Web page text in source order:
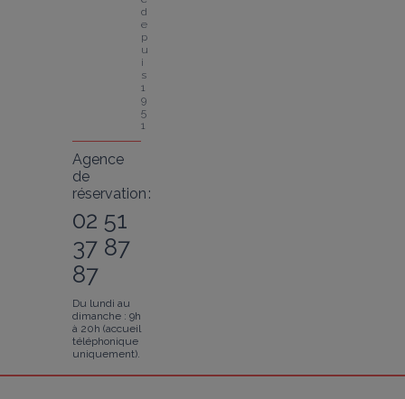
d
e
p
u
i
s
1
9
5
1
Agence
de
réservation :
02 51
37 87
87
Du lundi au
dimanche : 9h
à 20h (accueil
téléphonique
uniquement).